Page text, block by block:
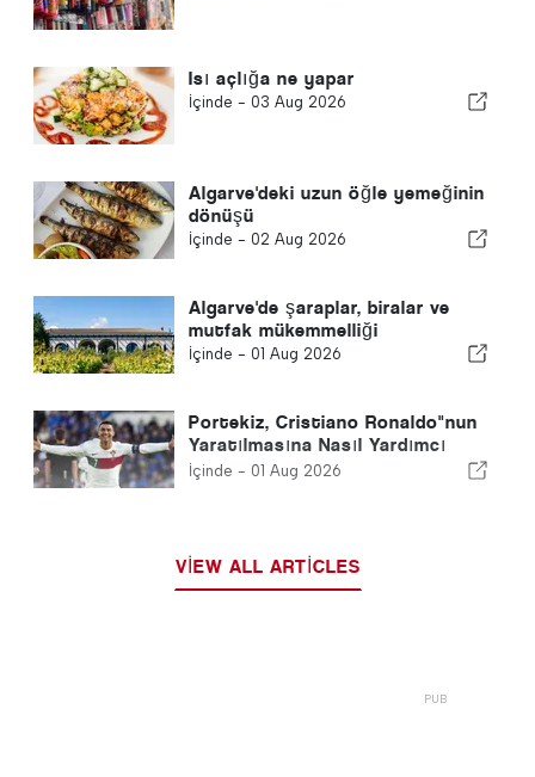
Isı açlığa ne yapar
İçinde - 03 Aug 2026
Algarve'deki uzun öğle yemeğinin
dönüşü
İçinde - 02 Aug 2026
Algarve'de şaraplar, biralar ve
mutfak mükemmelliği
İçinde - 01 Aug 2026
Portekiz, Cristiano Ronaldo"nun
Yaratılmasına Nasıl Yardımcı
Oldu?: Bir Futbol Efsanesinin
İçinde - 01 Aug 2026
VIEW ALL ARTICLES